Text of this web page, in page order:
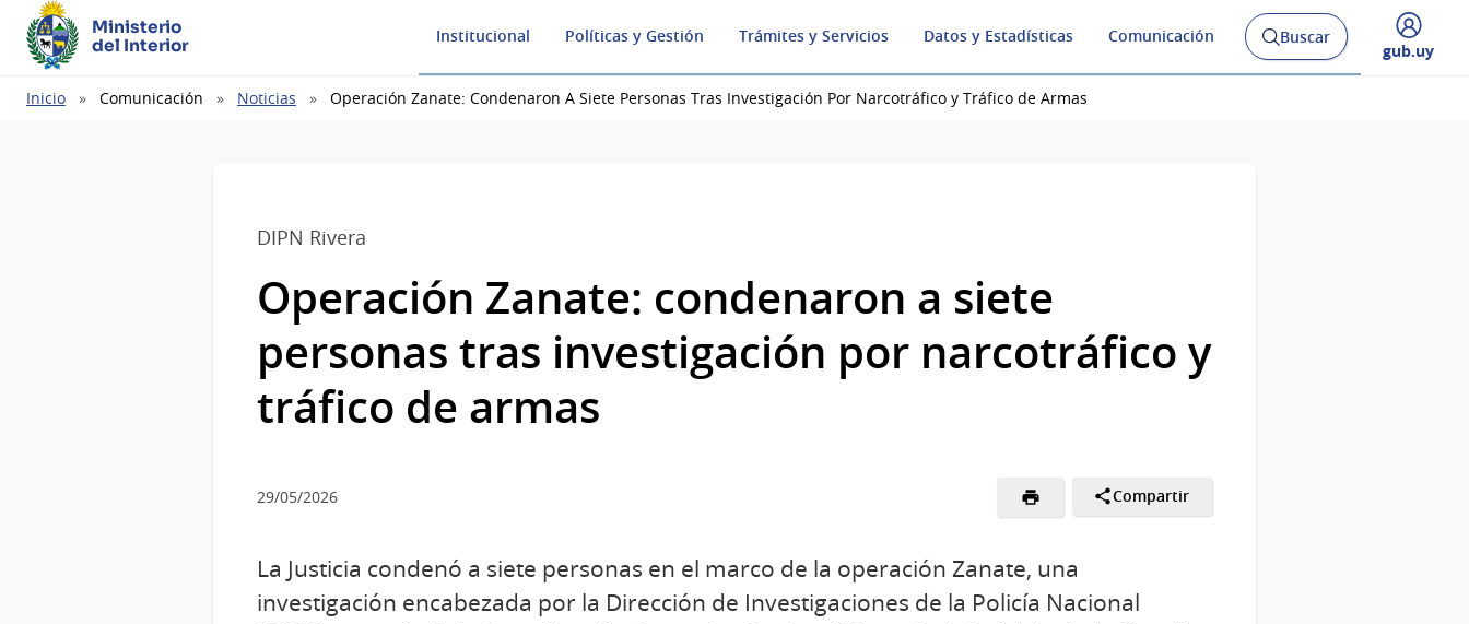
Ministerio
del Interior
Institucional Políticas y Gestión Trámites y Servicios Datos y Estadísticas Comunicación
Abrir
buscador
Buscar
Desplegar
gub.uy
Ruta
Inicio Comunicación Noticias Operación Zanate: Condenaron A Siete Personas Tras Investigación Por Narcotráfico y Tráfico de Armas
DIPN Rivera
Operación Zanate: condenaron a siete
personas tras investigación por narcotráfico y
tráfico de armas
29/05/2026 Compartir
La Justicia condenó a siete personas en el marco de la operación Zanate, una
investigación encabezada por la Dirección de Investigaciones de la Policía Nacional